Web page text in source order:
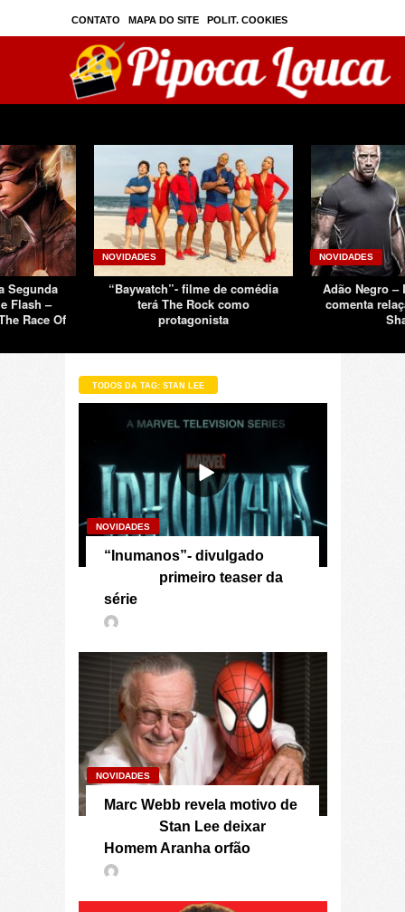
CONTATO MAPA DO SITE POLIT. COOKIES
PRIVAC./SEGURANÇA
Segunda
Flash –
Race Of
NOVIDADES
“Baywatch”- filme de comédia
terá The Rock como
protagonista
NOVIDADES
Adão Negro –
comenta
TODOS DA TAG: STAN LEE
NOVIDADES
“Inumanos”- divulgado
primeiro teaser da
série
NOVIDADES
Marc Webb revela motivo de
Stan Lee deixar
Homem Aranha orfão